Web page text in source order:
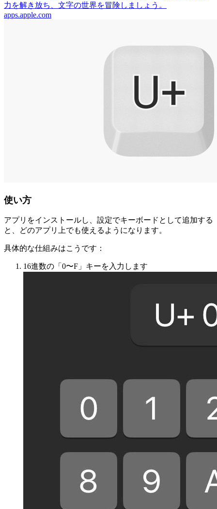
力を解き放ち、文字の世界を冒険しましょう。
apps.apple.com
使い方
アプリをインストールし、設定でキーボードとして追加する
と、どのアプリ上でも使えるようになります。
具体的な仕組みはこうです：
16進数の「0〜F」キーを入力します